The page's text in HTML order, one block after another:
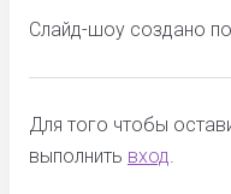
Слайд-шоу создано
Для того чтобы
выполнить вход.